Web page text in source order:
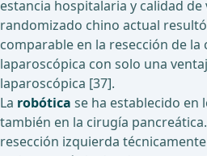
estancia hospitalaria y calidad
randomizado chino actual
comparable en la resección de la
laparoscópica con solo una
laparoscópica [37].
La robótica se ha establecido en
también en la cirugía
resección izquierda